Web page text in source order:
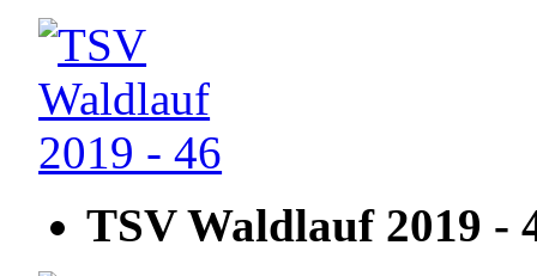
TSV Waldlauf 2019 -